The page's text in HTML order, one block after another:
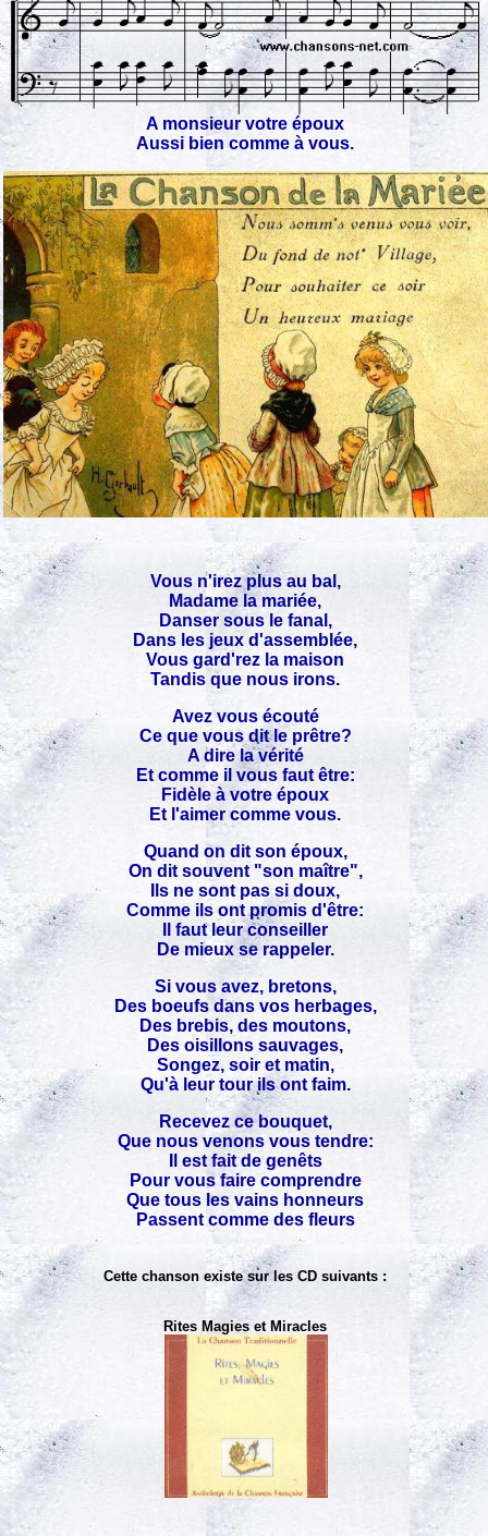
A monsieur votre époux
Aussi bien comme à vous.
Vous n'irez plus au bal,
Madame la mariée,
Danser sous le fanal,
Dans les jeux d'assemblée,
Vous gard'rez la maison
Tandis que nous irons.
Avez vous écouté
Ce que vous dit le prêtre?
A dire la vérité
Et comme il vous faut être:
Fidèle à votre époux
Et l'aimer comme vous.
Quand on dit son époux,
On dit souvent "son maître",
Ils ne sont pas si doux,
Comme ils ont promis d'être:
Il faut leur conseiller
De mieux se rappeler.
Si vous avez, bretons,
Des boeufs dans vos herbages,
Des brebis, des moutons,
Des oisillons sauvages,
Songez, soir et matin,
Qu'à leur tour ils ont faim.
Recevez ce bouquet,
Que nous venons vous tendre:
Il est fait de genêts
Pour vous faire comprendre
Que tous les vains honneurs
Passent comme des fleurs
Cette chanson existe sur les CD suivants :
Rites Magies et Miracles